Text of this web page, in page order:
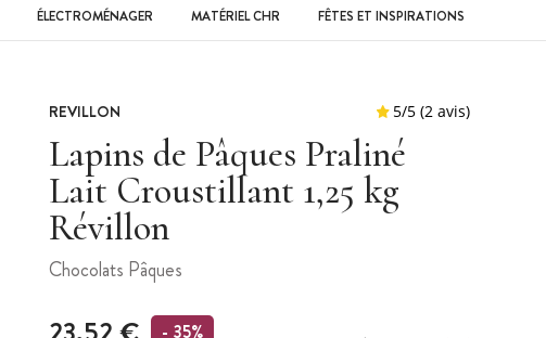
ÉLECTROMÉNAGER MATÉRIEL CHR FÊTES ET INSPIRATIONS
REVILLON
Lapins de Pâques Praliné
Lait Croustillant 1,25 kg
Révillon
Chocolats Pâques
- 35%